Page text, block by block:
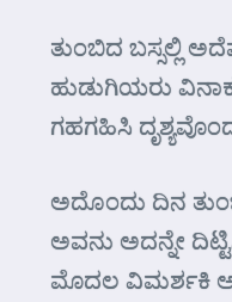
ತುಂಬಿದ ಬಸ್ಸಲ್ಲಿ
ಹುಡುಗಿಯರು
ಗಹಗಹಿಸಿ
ಅದೊಂದು ದಿನ
ಅವನು ಅದನ್ನೇ
ಮೊದಲ ವಿಮರ್ಶಕಿ